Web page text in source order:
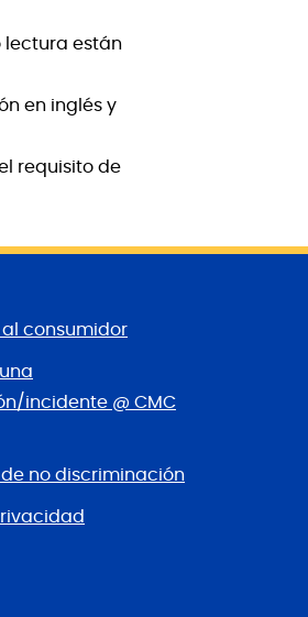
lectura están
en inglés y
requisito de
consumidor
incidente @ CMC
no discriminación